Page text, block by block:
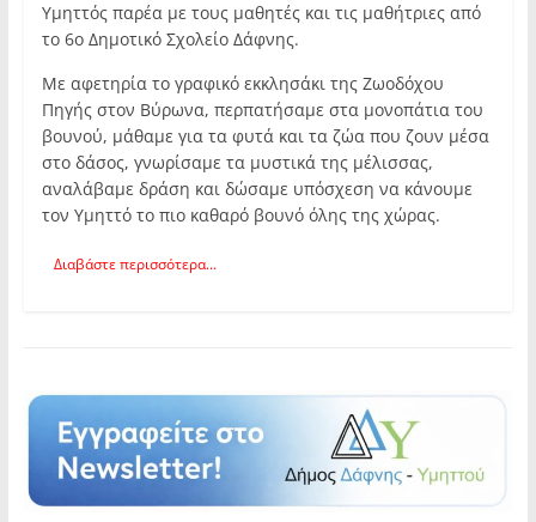
Υμηττός παρέα με τους μαθητές και τις μαθήτριες από
το 6ο Δημοτικό Σχολείο Δάφνης.
Με αφετηρία το γραφικό εκκλησάκι της Ζωοδόχου
Πηγής στον Βύρωνα, περπατήσαμε στα μονοπάτια του
βουνού, μάθαμε για τα φυτά και τα ζώα που ζουν μέσα
στο δάσος, γνωρίσαμε τα μυστικά της μέλισσας,
αναλάβαμε δράση και δώσαμε υπόσχεση να κάνουμε
τον Υμηττό το πιο καθαρό βουνό όλης της χώρας.
Διαβάστε περισσότερα...